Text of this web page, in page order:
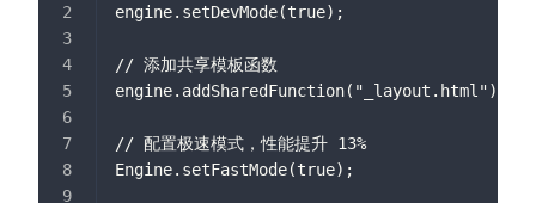
engine.setDevMode(true);
// 添加共享模板函数
engine.addSharedFunction("_layout.html");
// 配置极速模式，性能提升 13%
Engine.setFastMode(true);